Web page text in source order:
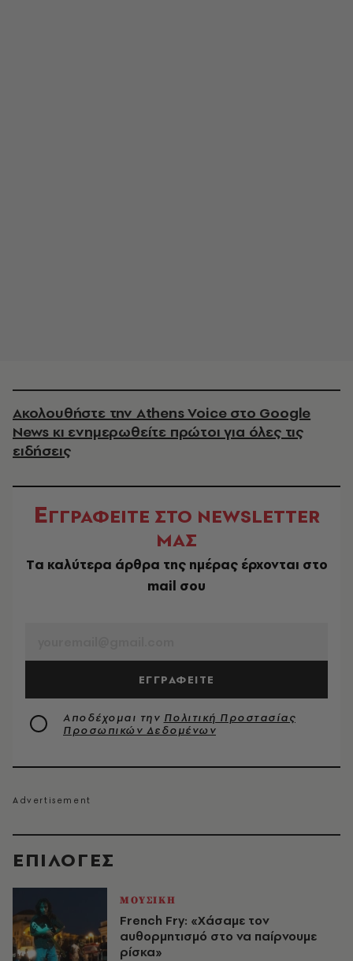
EΠΙΛΟΓΈΣ
ΜΟΥΣΙΚΗ
French Fry: «Χάσαμε τον
αυθορμητισμό στο να παίρνουμε
ρίσκα»
Ακολουθήστε την Athens Voice στο Google
News κι ενημερωθείτε πρώτοι για όλες τις
ειδήσεις
ΕΓΓΡΑΦΕΙΤΕ ΣΤΟ NEWSLETTER
ΜΑΣ
Tα καλύτερα άρθρα της ημέρας έρχονται στο
mail σου
ΕΓΓΡΑΦΕΙΤΕ
Αποδέχομαι την Πολιτική Προστασίας
Προσωπικών Δεδομένων